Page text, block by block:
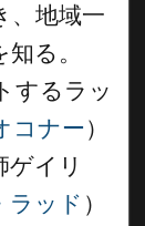
、地域一
る。
するラッ
コナー）
ゲイリ
ラッド ）